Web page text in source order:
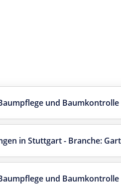
und
in Stuttgart - Branche:
und Baumkontrolle